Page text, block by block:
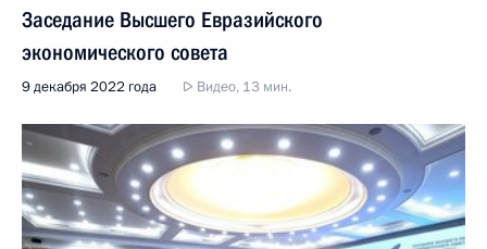
Заседание Высшего Евразийского
экономического совета
9 декабря 2022 года Видео, 13 мин.